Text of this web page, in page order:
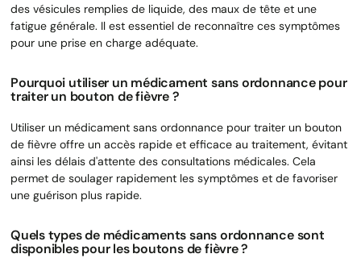
des vésicules remplies de liquide, des maux de tête et une
fatigue générale. Il est essentiel de reconnaître ces symptômes
pour une prise en charge adéquate.
Pourquoi utiliser un médicament sans ordonnance pour
traiter un bouton de fièvre ?
Utiliser un médicament sans ordonnance pour traiter un bouton
de fièvre offre un accès rapide et efficace au traitement, évitant
ainsi les délais d'attente des consultations médicales. Cela
permet de soulager rapidement les symptômes et de favoriser
une guérison plus rapide.
Quels types de médicaments sans ordonnance sont
disponibles pour les boutons de fièvre ?